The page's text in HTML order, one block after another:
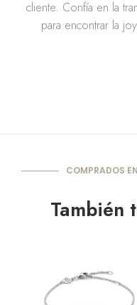
cliente. Confía en la
para encontrar la
COMPRADOS
También